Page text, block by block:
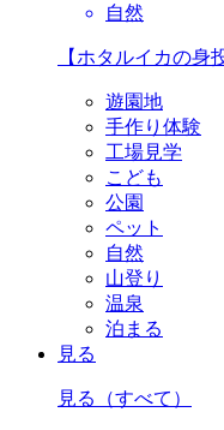
自然
【ホタルイカの身
遊園地
手作り体験
工場見学
こども
公園
ペット
自然
山登り
温泉
泊まる
見る
見る （すべて）